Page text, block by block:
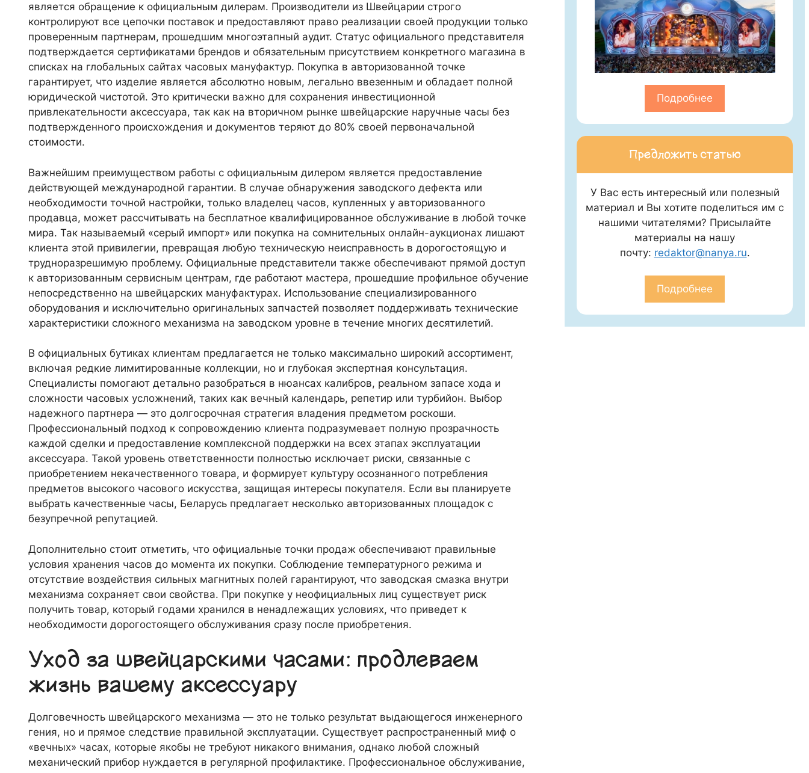
является обращение к официальным дилерам. Производители из Швейцарии строго
контролируют все цепочки поставок и предоставляют право реализации своей продукции только
проверенным партнерам, прошедшим многоэтапный аудит. Статус официального представителя
подтверждается сертификатами брендов и обязательным присутствием конкретного магазина в
списках на глобальных сайтах часовых мануфактур. Покупка в авторизованной точке
гарантирует, что изделие является абсолютно новым, легально ввезенным и обладает полной
юридической чистотой. Это критически важно для сохранения инвестиционной
привлекательности аксессуара, так как на вторичном рынке швейцарские наручные часы без
подтвержденного происхождения и документов теряют до 80% своей первоначальной
стоимости.
Важнейшим преимуществом работы с официальным дилером является предоставление
действующей международной гарантии. В случае обнаружения заводского дефекта или
необходимости точной настройки, только владелец часов, купленных у авторизованного
продавца, может рассчитывать на бесплатное квалифицированное обслуживание в любой точке
мира. Так называемый «серый импорт» или покупка на сомнительных онлайн-аукционах лишают
клиента этой привилегии, превращая любую техническую неисправность в дорогостоящую и
трудноразрешимую проблему. Официальные представители также обеспечивают прямой доступ
к авторизованным сервисным центрам, где работают мастера, прошедшие профильное обучение
непосредственно на швейцарских мануфактурах. Использование специализированного
оборудования и исключительно оригинальных запчастей позволяет поддерживать технические
характеристики сложного механизма на заводском уровне в течение многих десятилетий.
В официальных бутиках клиентам предлагается не только максимально широкий ассортимент,
включая редкие лимитированные коллекции, но и глубокая экспертная консультация.
Специалисты помогают детально разобраться в нюансах калибров, реальном запасе хода и
сложности часовых усложнений, таких как вечный календарь, репетир или турбийон. Выбор
надежного партнера — это долгосрочная стратегия владения предметом роскоши.
Профессиональный подход к сопровождению клиента подразумевает полную прозрачность
каждой сделки и предоставление комплексной поддержки на всех этапах эксплуатации
аксессуара. Такой уровень ответственности полностью исключает риски, связанные с
приобретением некачественного товара, и формирует культуру осознанного потребления
предметов высокого часового искусства, защищая интересы покупателя. Если вы планируете
выбрать качественные часы, Беларусь предлагает несколько авторизованных площадок с
безупречной репутацией.
Дополнительно стоит отметить, что официальные точки продаж обеспечивают правильные
условия хранения часов до момента их покупки. Соблюдение температурного режима и
отсутствие воздействия сильных магнитных полей гарантируют, что заводская смазка внутри
механизма сохраняет свои свойства. При покупке у неофициальных лиц существует риск
получить товар, который годами хранился в ненадлежащих условиях, что приведет к
необходимости дорогостоящего обслуживания сразу после приобретения.
Уход за швейцарскими часами: продлеваем
жизнь вашему аксессуару
Долговечность швейцарского механизма — это не только результат выдающегося инженерного
гения, но и прямое следствие правильной эксплуатации. Существует распространенный миф о
«вечных» часах, которые якобы не требуют никакого внимания, однако любой сложный
механический прибор нуждается в регулярной профилактике. Профессиональное обслуживание,
Подробнее
Предложить статью
У Вас есть интересный или полезный
материал и Вы хотите поделиться им с
нашими читателями? Присылайте
материалы на нашу
почту: redaktor@nanya.ru.
Подробнее